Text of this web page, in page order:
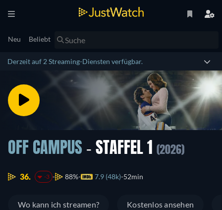
Neu Beliebt
Derzeit auf 2 Streaming-Diensten verfügbar.
OFF CAMPUS - STAFFEL 1 (2026)
36. -3 88% 7.9 (48k) 52min
Wo kann ich streamen? Kostenlos ansehen